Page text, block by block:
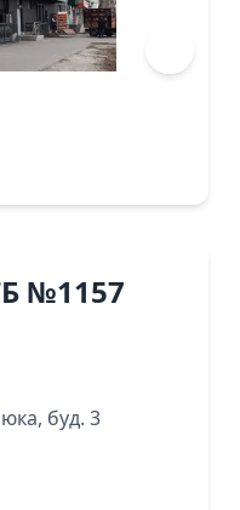
№1157
буд. 3